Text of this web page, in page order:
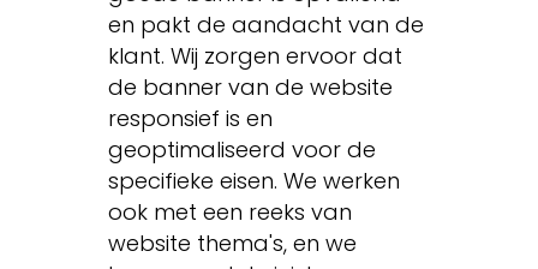
en pakt de aandacht van de
klant. Wij zorgen ervoor dat
de banner van de website
responsief is en
geoptimaliseerd voor de
specifieke eisen. We werken
ook met een reeks van
website thema's, en we